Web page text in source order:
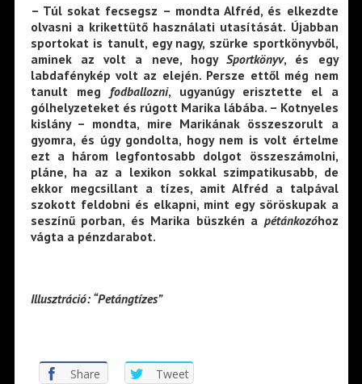
– Túl sokat fecsegsz – mondta Alfréd, és elkezdte
olvasni a krikettütő használati utasítását. Újabban
sportokat is tanult, egy nagy, szürke sportkönyvből,
aminek az volt a neve, hogySportkönyv, és egy
labdafénykép volt az elején. Persze ettől még nem
tanult meg fodballozni, ugyanúgy erisztette el a
gólhelyzeteket és rúgott Marika lábába. – Kotnyeles
kislány – mondta, mire Marikának összeszorult a
gyomra, és úgy gondolta, hogy nem is volt értelme
ezt a három legfontosabb dolgot összeszámolni,
pláne, ha az a lexikon sokkal szimpatikusabb, de
ekkor megcsillant a tízes, amit Alfréd a talpával
szokott feldobni és elkapni, mint egy söröskupak a
seszínű porban, és Marika büszkén a pétánkozóhoz
vágta a pénzdarabot.
Illusztráció: “Petángtízes”
Share Tweet